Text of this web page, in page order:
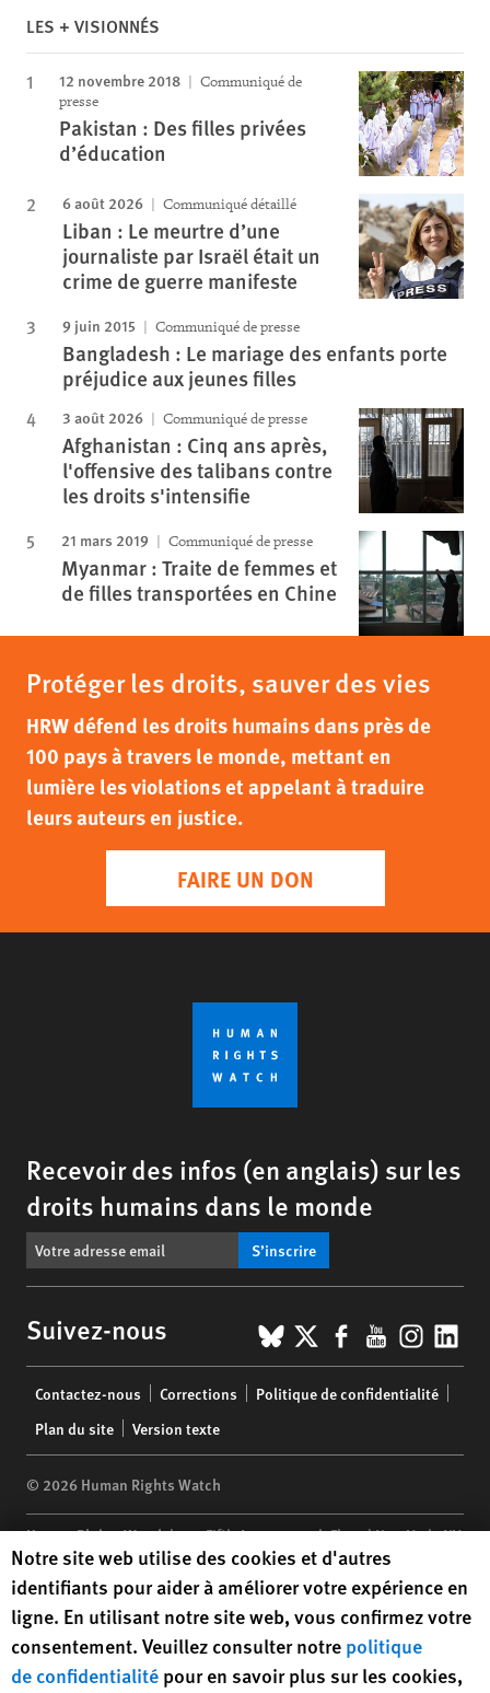
LES + VISIONNÉS
12 novembre 2018
Communiqué de
presse
Pakistan : Des filles privées
d’éducation
6 août 2026 Communiqué détaillé
Liban : Le meurtre d’une
journaliste par Israël était un
crime de guerre manifeste
9 juin 2015 Communiqué de presse
Bangladesh : Le mariage des enfants porte
préjudice aux jeunes filles
3 août 2026 Communiqué de presse
Afghanistan : Cinq ans après,
l'offensive des talibans contre
les droits s'intensifie
21 mars 2019 Communiqué de presse
Myanmar : Traite de femmes et
de filles transportées en Chine
Protéger les droits, sauver des vies
HRW défend les droits humains dans près de
100 pays à travers le monde, mettant en
lumière les violations et appelant à traduire
leurs auteurs en justice.
FAIRE UN DON
Recevoir des infos (en anglais) sur les
droits humains dans le monde
S’inscrire
Suivez-nous BlueSky
X Facebook
YouTube
menu
Contactez-nous Corrections
Politique de confidentialité
Plan du site
Version texte
© 2026 Human Rights Watch
Human Rights Watch| 350 Fifth Avenue, 34th Floor | New York,NY
10118-3299USA |t1.212.290.4700
Human Rights Watchis a 501(C)(3) nonprofit registered in the US
under EIN: 13-2875808
Human Rights Watch cookie preferences
Notre site web utilise des cookies et d'autres
identifiants pour aider à améliorer votre expérience en
ligne. En utilisant notre site web, vous confirmez votre
consentement. Veuillez consulter notre politique
de confidentialité pour en savoir plus sur les cookies,